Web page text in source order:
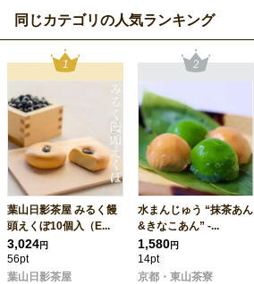
同じカテゴリの人気ランキング
葉山日影茶屋 みるく饅
頭えくぼ10個入（E...
3,024円
56pt
葉山日影茶屋
水まんじゅう “抹茶あん
&きなこあん” -...
1,580円
14pt
京都・東山茶寮